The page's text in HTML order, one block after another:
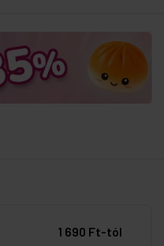
1 690 Ft-tól